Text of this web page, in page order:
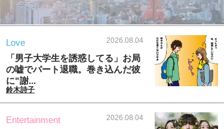
Love 2026.08.04
「男子大学生を誘惑してる」お局
の嘘でパート退職。巻き込んだ彼
に“謝...
鈴木詩子
Entertainment 2026.08.04